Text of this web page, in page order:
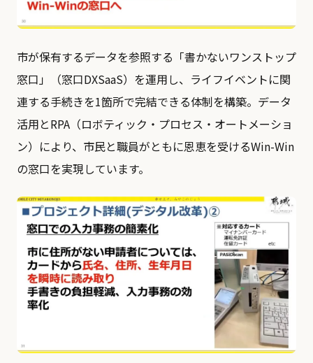
市が保有するデータを参照する「書かないワンストップ
窓口」（窓口DXSaaS）を運用し、ライフイベントに関
連する手続きを1箇所で完結できる体制を構築。データ
活用とRPA（ロボティック・プロセス・オートメーショ
ン）により、市民と職員がともに恩恵を受けるWin-Win
の窓口を実現しています。